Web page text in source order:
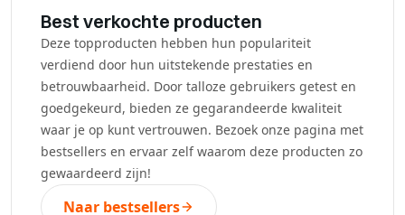
Best verkochte producten
Deze topproducten hebben hun populariteit
verdiend door hun uitstekende prestaties en
betrouwbaarheid. Door talloze gebruikers getest en
goedgekeurd, bieden ze gegarandeerde kwaliteit
waar je op kunt vertrouwen. Bezoek onze pagina met
bestsellers en ervaar zelf waarom deze producten zo
gewaardeerd zijn!
Naar bestsellers